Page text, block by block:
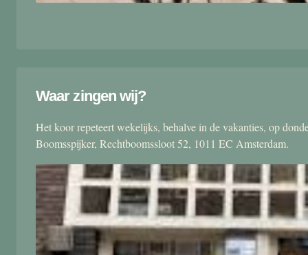
Waar zingen wij?
Het koor repeteert wekelijks, behalve in de vakanties, op
Boomsspijker, Rechtboomssloot 52, 1011 EC Amsterdam.